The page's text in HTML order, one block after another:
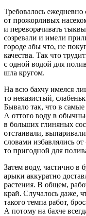
Требовалось ежедневно
от прожорливых
и переворачивать
созревали и имели
городе абы что, не
качества. Так что
с одной водой для
шла кругом.
На всю бахчу имелся
то неказистый,
Бывало так, что в
А оттого воду в
в больших глиняных
отстаивали,
словами избавлялись
то пригодной для
Затем воду, частично в
арыки аккуратно
растения. В общем,
край. Случалось даже,
такого темпа работ,
А потому на бахче